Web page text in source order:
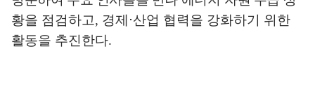
황을 점검하고, 경제 ⋅산업 협력을 강화하기 위한
활동을 추진한다.